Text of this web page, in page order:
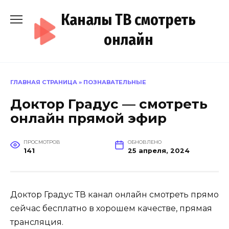
содержанию
Каналы ТВ смотреть
онлайн
ГЛАВНАЯ СТРАНИЦА » ПОЗНАВАТЕЛЬНЫЕ
Доктор Градус — смотреть
онлайн прямой эфир
ПРОСМОТРОВ
141
ОБНОВЛЕНО
25 апреля, 2024
Доктор Градус ТВ канал онлайн смотреть прямо
сейчас бесплатно в хорошем качестве, прямая
трансляция.